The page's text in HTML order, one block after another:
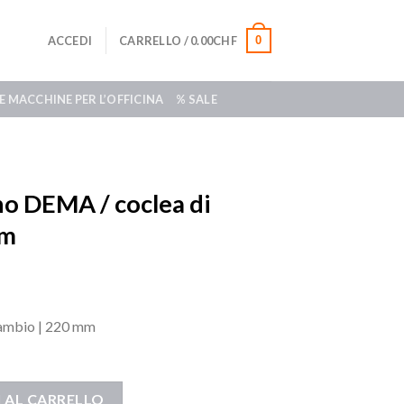
ACCEDI CARRELLO /0.00CHF 0
MACCHINE PER L’OFFICINA % SALE
DEMA / coclea di
| 220 mm
CARRELLO